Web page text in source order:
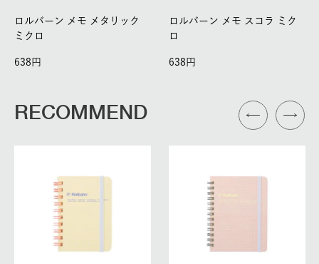
ロルバーン メモ メタリック
ミクロ
638
ロルバーン メモ スコラ ミク
ロ
638
RECOMMEND